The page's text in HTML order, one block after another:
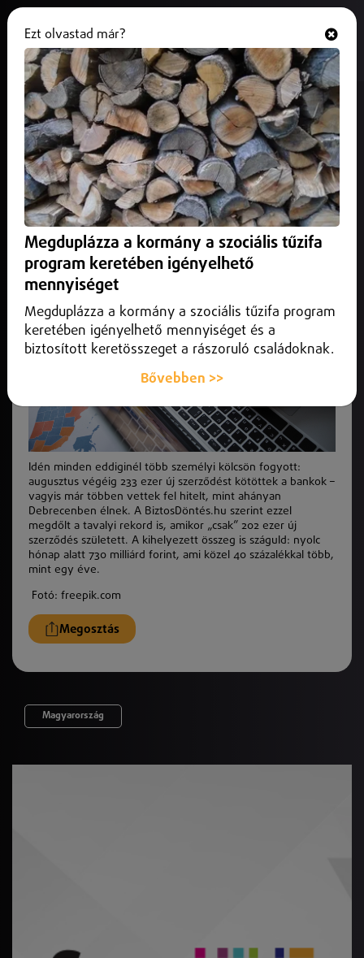
Idén már többen vettek fel
személyi kölcsönt
2025. október 14.Belföld
Már többen vettek fel hitelt, mint ahányan Debrecenben
Idén minden eddiginél több személyi kölcsön fogyott:
augusztus végéig 233 ezer új szerződést kötöttek a bankok –
vagyis már többen vettek fel hitelt, mint ahányan
Debrecenben élnek. A BiztosDöntés.hu szerint ezzel
megdőlt a tavalyi rekord is, amikor „csak” 202 ezer új
szerződés született. A kihelyezett összeg is száguld: nyolc
hónap alatt 730 milliárd forint, ami közel 40 százalékkal több,
mint egy éve.
Fotó: freepik.com
Megosztás
Magyarország
Ezt olvastad már?
Megduplázza a kormány a szociális tűzifa
program keretében igényelhető
mennyiséget
Megduplázza a kormány a szociális tűzifa program
keretében igényelhető mennyiséget és a
biztosított keretösszeget a rászoruló családoknak.
Bővebben >>